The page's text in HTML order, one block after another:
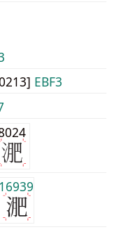
EBF3
16939